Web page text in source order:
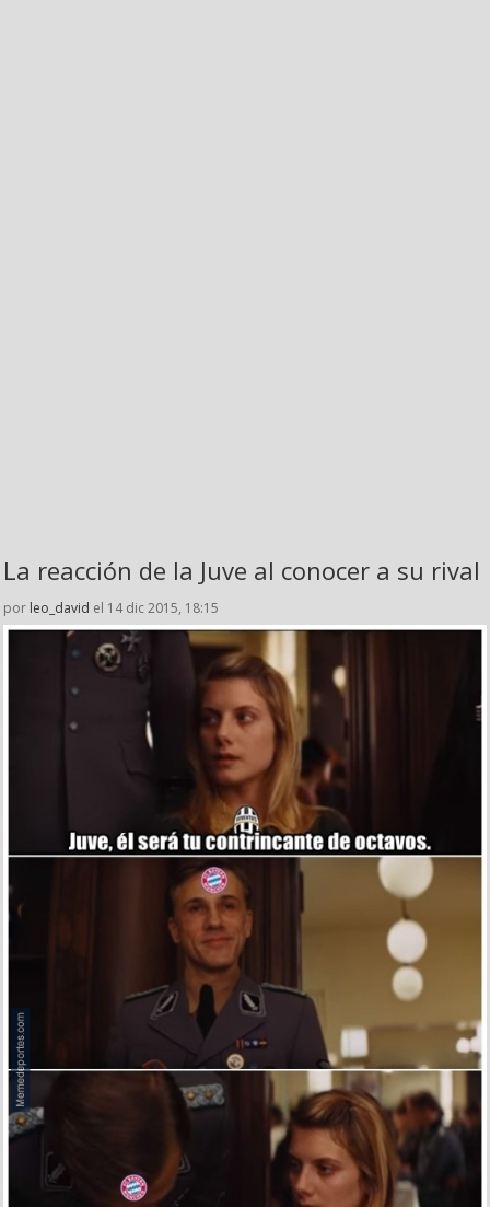
La reacción de la Juve al conocer a su rival
por leo_david el 14 dic 2015, 18:15